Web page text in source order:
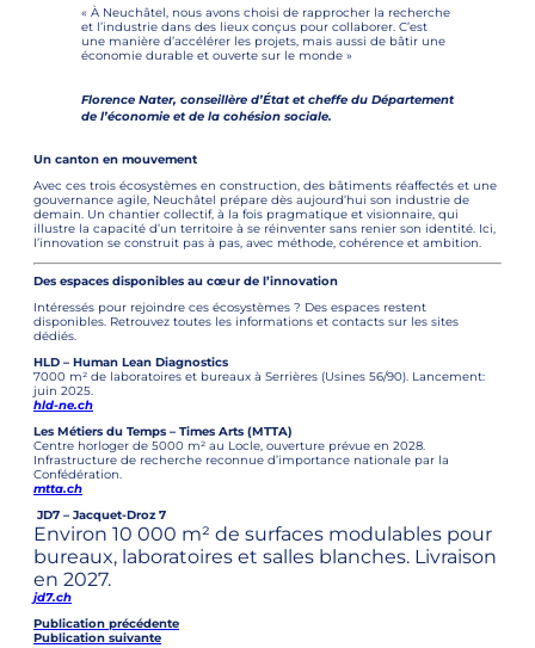
« À Neuchâtel, nous avons choisi de rapprocher la recherche
et l’industrie dans des lieux conçus pour collaborer. C’est
une manière d’accélérer les projets, mais aussi de bâtir une
économie durable et ouverte sur le monde »
Florence Nater, conseillère d’État et cheffe du Département
de l’économie et de la cohésion sociale.
Un canton en mouvement
Avec ces trois écosystèmes en construction, des bâtiments réaffectés et une
gouvernance agile, Neuchâtel prépare dès aujourd’hui son industrie de
demain. Un chantier collectif, à la fois pragmatique et visionnaire, qui
illustre la capacité d’un territoire à se réinventer sans renier son identité. Ici,
l’innovation se construit pas à pas, avec méthode, cohérence et ambition.
Des espaces disponibles au cœur de l’innovation
Intéressés pour rejoindre ces écosystèmes ? Des espaces restent
disponibles. Retrouvez toutes les informations et contacts sur les sites
dédiés.
HLD – Human Lean Diagnostics
7000 m² de laboratoires et bureaux à Serrières (Usines 56/90). Lancement:
juin 2025.
hld-ne.ch
Les Métiers du Temps – Times Arts (MTTA)
Centre horloger de 5000 m² au Locle, ouverture prévue en 2028.
Infrastructure de recherche reconnue d’importance nationale par la
Confédération.
mtta.ch
JD7 – Jacquet-Droz 7
Environ 10 000 m² de surfaces modulables pour
bureaux, laboratoires et salles blanches. Livraison
en 2027.
jd7.ch
Publication précédente
Publication suivante